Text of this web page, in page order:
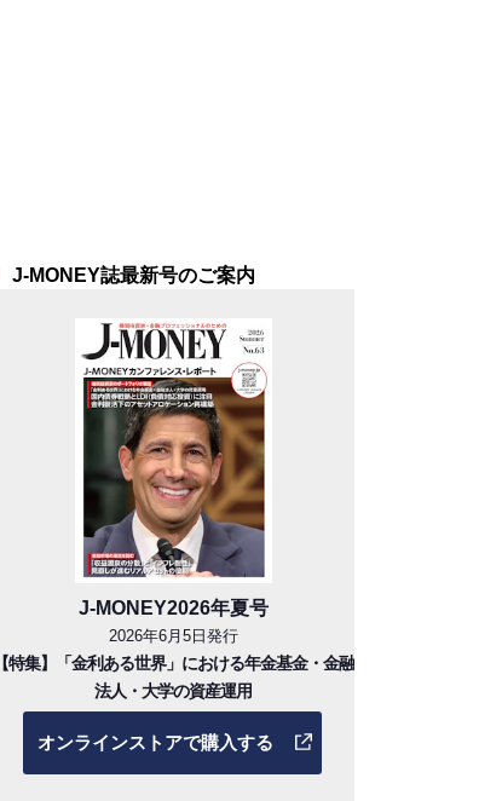
J-MONEY誌最新号のご案内
J-MONEY2026年夏号
2026年6月5日発行
【特集】「金利ある世界」における年金基金・金融
法人・大学の資産運用
オンラインストアで購入する